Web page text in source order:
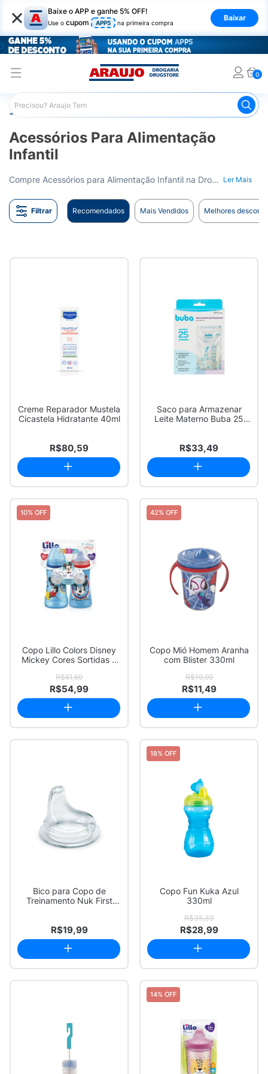
× Baixe o APP e ganhe 5% OFF!
Use o cupom APP5 na primeira compra
Baixar
0
Araujo Infantil Acessórios para Alimentação Infantil
Acessórios Para Alimentação
Infantil
Compre Acessórios para Alimentação Infantil na Drogaria Araujo. Itens que facilitam a hora da refeição. Entrega para todo o Brasil. Ler Mais
Filtrar Recomendados Mais Vendidos Melhores
Creme Reparador Mustela
Cicastela Hidratante 40ml
R$80,59
Saco para Armazenar
Leite Materno Buba 25
R$33,49
10% OFF
Copo Lillo Colors Disney
Mickey Cores Sortidas 2
R$61,69
R$54,99
42% OFF
Copo Mió Homem Aranha
com Blister 330ml
R$19,99
R$11,49
Bico para Copo de
Treinamento Nuk First
R$19,99
18% OFF
Copo Fun Kuka Azul
330ml
R$35,39
R$28,99
14% OFF